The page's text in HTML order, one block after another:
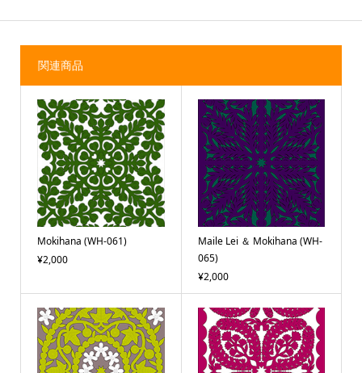
関連商品
Mokihana (WH-061)
¥2,000
Maile Lei ＆ Mokihana (WH-
065)
¥2,000